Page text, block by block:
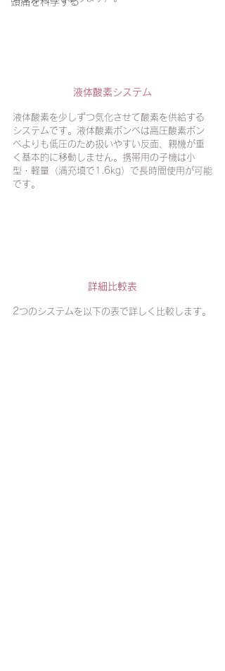
液体酸素システム
液体酸素を少しずつ気化させて酸素を供給する
システムです。液体酸素ボンベは高圧酸素ボン
ベよりも低圧のため扱いやすい反面、親機が重
く基本的に移動しません。携帯用の子機は小
型・軽量（満充填で1.6kg）で長時間使用が可能
です。
詳細比較表
2つのシステムを以下の表で詳しく比較します。